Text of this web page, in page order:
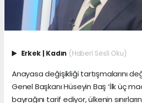
Erkek | Kadın (Haberi Sesli Oku)
Anayasa değişikliği tartışmalarını
Genel Başkanı Hüseyin Baş ‘İlk üç
bayrağını tarif ediyor, ülkenin